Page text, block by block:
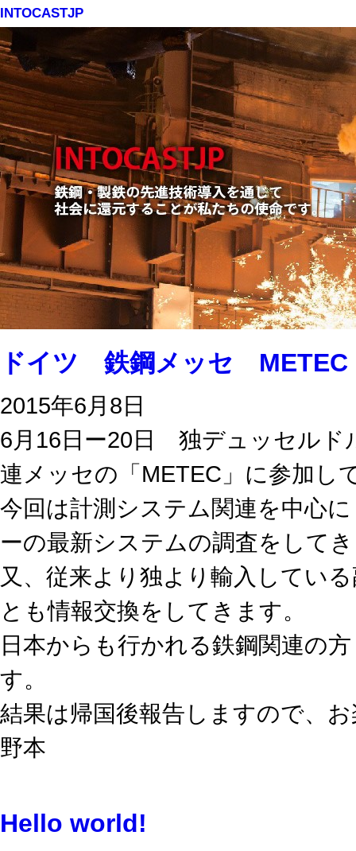
INTOCASTJP
ドイツ 鉄鋼メッセ
2015年6月8日
6月16日ー20日 独デュッセルド
連メッセの「METEC」に参加し
今回は計測システム関連を中心
ーの最新システムの調査をして
又、従来より独より輸入してい
とも情報交換をしてきます。
日本からも行かれる鉄鋼関連の
す。
結果は帰国後報告しますので、
野本
Hello world!